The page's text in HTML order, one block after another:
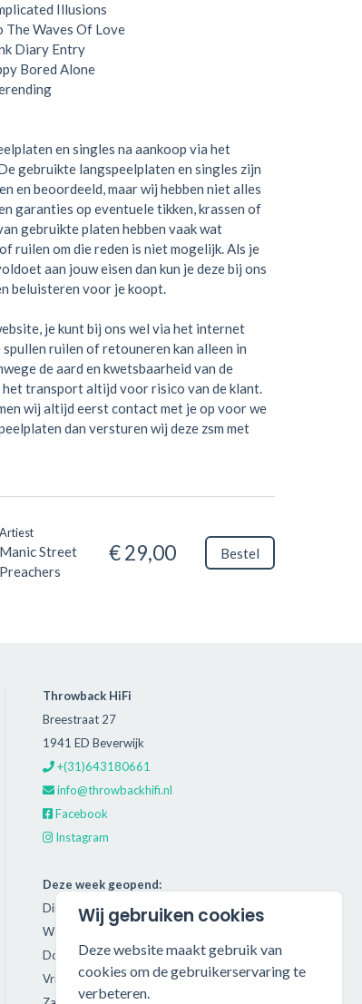
Illusions
The Waves Of Love
Diary Entry
Bored Alone
en singles na aankoop via het
gebruikte langspeelplaten en singles zijn
en beoordeeld, maar wij hebben niet alles
garanties op eventuele tikken, krassen of
gebruikte platen hebben vaak wat
ruilen om die reden is niet mogelijk. Als je
aan jouw eisen dan kun je deze bij ons
beluisteren voor je koopt.
je kunt bij ons wel via het internet
ruilen of retouneren kan alleen in
de aard en kwetsbaarheid van de
transport altijd voor risico van de klant.
wij altijd eerst contact met je op voor we
dan versturen wij deze zsm met
Artiest
Manic Street
Preachers
€ 29,00 Bestel
Throwback HiFi
Breestraat 27
1941 ED Beverwijk
+(31)643180661
info@throwbackhifi.nl
Facebook
Instagram
Deze week geopend:
Dinsdag: 11:00 - 18:00
Woensdag: 11:00 - 18:00
Donderdag: 11:00 - 21:00
Vrijdag: 11:00 - 18:00
Wij gebruiken cookies
Deze website maakt gebruik van
cookies om de gebruikerservaring te
verbeteren.